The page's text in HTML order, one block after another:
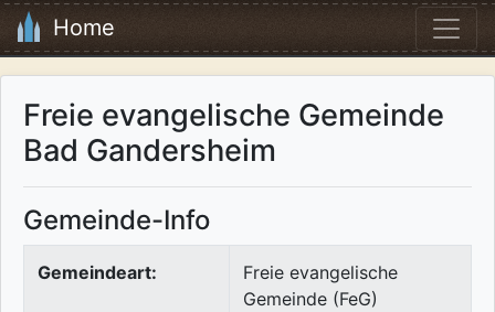
Home
Freie evangelische Gemeinde
Bad Gandersheim
Gemeinde-Info
Gemeindeart:
Freie evangelische
Gemeinde (FeG)